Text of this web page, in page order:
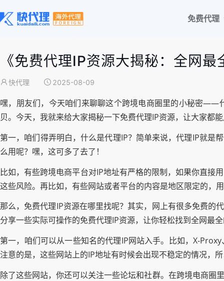
免费代理
《免费代理IP资源大揭秘：全网
快代理 2025-08-09
嘿，朋友们，今天咱们来聊聊这个跨境电商圈里的小秘密——
贝。今天，我就来给大家揭秘一下免费代理IP资源，让大家都
第一，咱们得弄明白，什么是代理IP？简单来说，代理IP就是
么用呢？嘿，这可多了去了！
比如，有些跨境电商平台对IP地址有严格的限制，如果你直接
这些风险。再比如，有些网站或者平台的内容是地区限定的，
那么，免费代理IP资源在哪里找呢？其实，网上有很多免费的
分享一些实际可操作的免费代理IP资源，让你轻松找到全网最
第一，咱们可以从一些知名的代理IP网站入手。比如，X-
注意的是，这些网站上的IP地址有时候会出现不稳定的情况，
除了这些网站，你还可以关注一些论坛和社群。在跨境电商圈